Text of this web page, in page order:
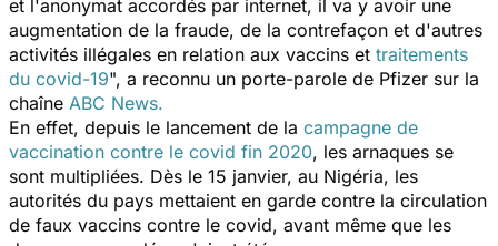
et l'anonymat accordés par internet, il va y avoir une
augmentation de la fraude, de la contrefaçon et d'autres
activités illégales en relation aux vaccins et traitements
du covid-19", a reconnu un porte-parole de Pfizer sur la
chaîne ABC News.
En effet, depuis le lancement de la campagne de
vaccination contre le covid fin 2020, les arnaques se
sont multipliées. Dès le 15 janvier, au Nigéria, les
autorités du pays mettaient en garde contre la circulation
de faux vaccins contre le covid, avant même que les